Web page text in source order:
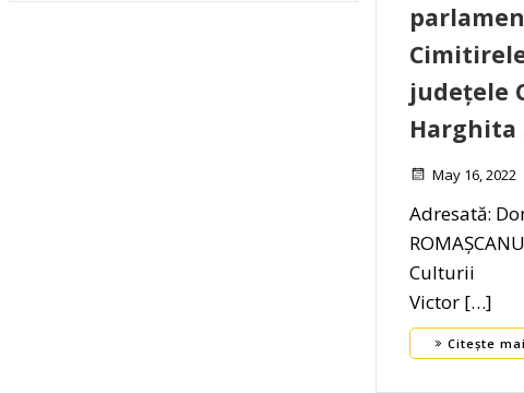
județele
May 16, 2022
Adresată:
Culturii
Victor […]
Citește